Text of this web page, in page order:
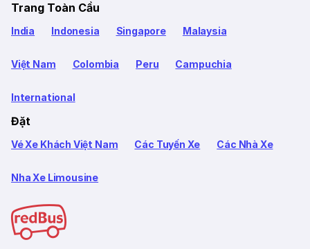
Trang Toàn Cầu
India Indonesia Singapore Malaysia
Việt Nam Colombia Peru Campuchia
International
Đặt
Vé Xe Khách Việt Nam Các Tuyến Xe Các Nhà Xe
Nha Xe Limousine